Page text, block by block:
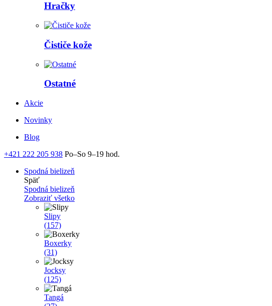
Hračky
Čističe kože
Ostatné
Akcie
Novinky
Blog
+421 222 205 938 Po–So 9–19 hod.
Spodná bielizeň
Späť
Spodná bielizeň
Zobraziť všetko
Slipy
(157)
Boxerky
(31)
Jocksy
(125)
Tangá